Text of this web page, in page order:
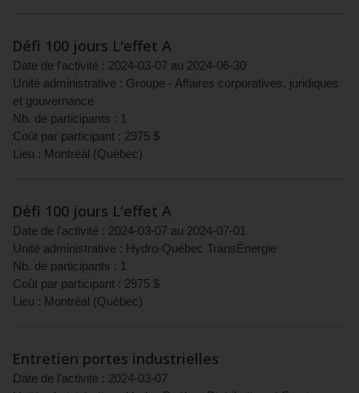
Défi 100 jours L'effet A
Date de l'activité : 2024-03-07 au 2024-06-30
Unité administrative : Groupe - Affaires corporatives, juridiques
et gouvernance
Nb. de participants : 1
Coût par participant : 2975 $
Lieu : Montréal (Québec)
Défi 100 jours L'effet A
Date de l'activité : 2024-03-07 au 2024-07-01
Unité administrative : Hydro-Québec TransÉnergie
Nb. de participants : 1
Coût par participant : 2975 $
Lieu : Montréal (Québec)
Entretien portes industrielles
Date de l'activité : 2024-03-07